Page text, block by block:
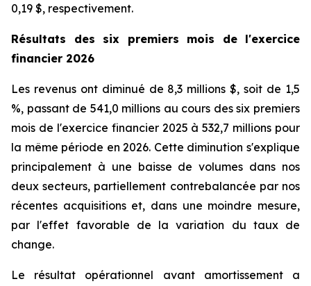
0,19 $, respectivement.
Résultats des six premiers mois de l'exercice
financier 2026
Les revenus ont diminué de 8,3 millions $, soit de 1,5
%, passant de 541,0 millions au cours des six premiers
mois de l'exercice financier 2025 à 532,7 millions pour
la même période en 2026. Cette diminution s'explique
principalement à une baisse de volumes dans nos
deux secteurs, partiellement contrebalancée par nos
récentes acquisitions et, dans une moindre mesure,
par l'effet favorable de la variation du taux de
change.
Le résultat opérationnel avant amortissement a